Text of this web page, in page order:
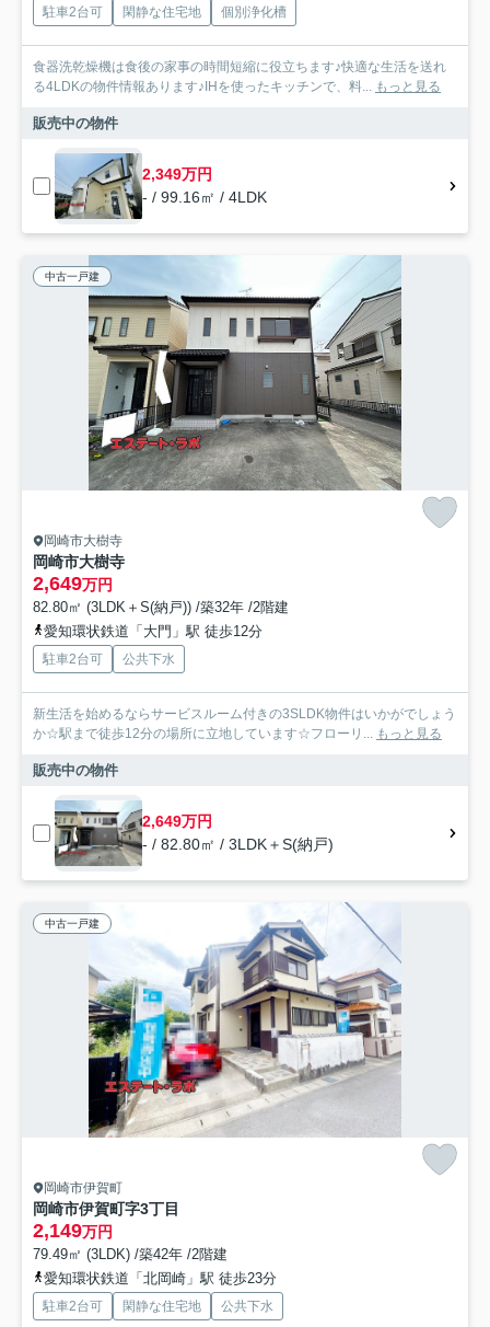
駐車2台可 閑静な住宅地 個別浄化槽
食器洗乾燥機は食後の家事の時間短縮に役立ちます♪快適な生活を送れ
る4LDKの物件情報あります♪IHを使ったキッチンで、料... もっと見る
販売中の物件
2,349万円
- / 99.16㎡ / 4LDK
中古一戸建
岡崎市大樹寺
岡崎市大樹寺
2,649万円
82.80㎡ (3LDK＋S(納戸)) /築32年 /2階建
愛知環状鉄道「大門」駅 徒歩12分
駐車2台可 公共下水
新生活を始めるならサービスルーム付きの3SLDK物件はいかがでしょう
か☆駅まで徒歩12分の場所に立地しています☆フローリ... もっと見る
販売中の物件
2,649万円
- / 82.80㎡ / 3LDK＋S(納戸)
中古一戸建
岡崎市伊賀町
岡崎市伊賀町字3丁目
2,149万円
79.49㎡ (3LDK) /築42年 /2階建
愛知環状鉄道「北岡崎」駅 徒歩23分
駐車2台可 閑静な住宅地 公共下水